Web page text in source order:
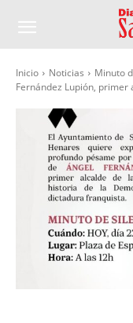
Inicio Noticias
Minuto
Fernández Lupión, primer